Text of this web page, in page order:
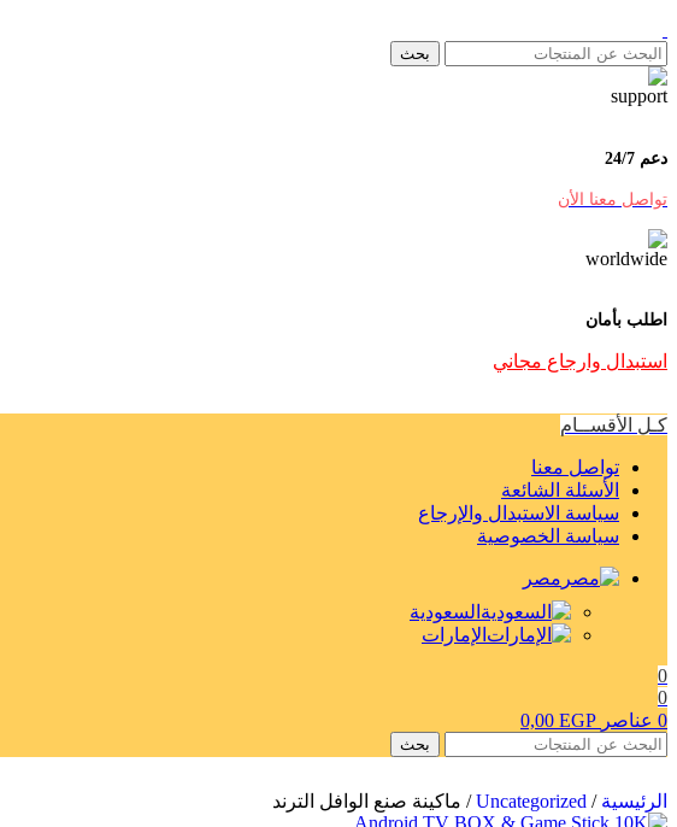
بحث
دعم 24/7
تواصل معنا الأن
اطلب بأمان
استبدال وارجاع مجاني
كـل الأقســام
تواصل معنا
الأسئلة الشائعة
سياسة الاستبدال والإرجاع
سياسة الخصوصية
مصر
السعودية
الإمارات
0
0
0 عناصر 0,00 EGP
بحث
الرئيسية/
Uncategorized
/ ماكينة صنع الوافل الترند